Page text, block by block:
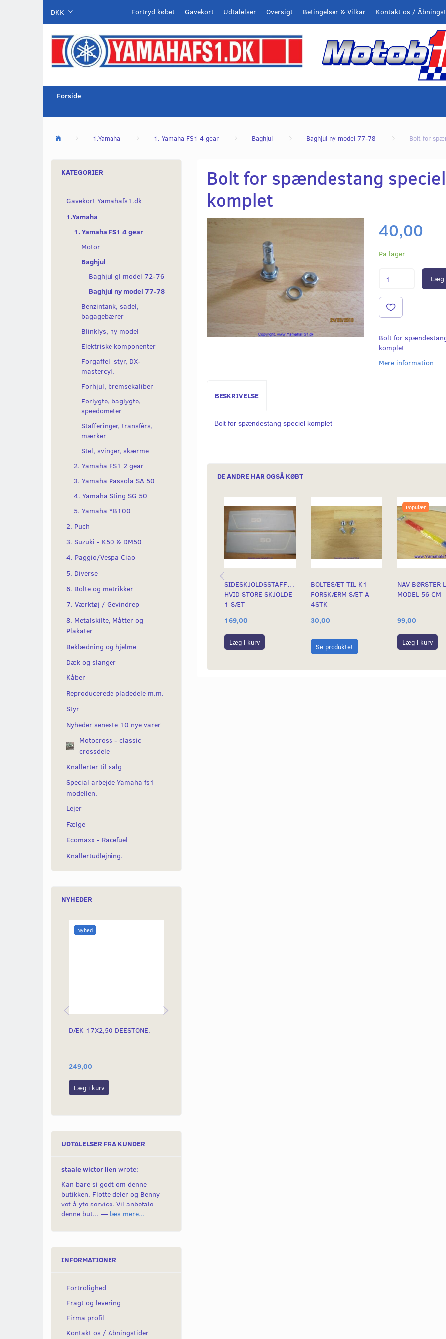
DKK Kontakt os /
Betingelser & Vilkår
Oversigt
Udtalelser
Gavekort
Fortryd købet
Forside
1.Yamaha 1. Yamaha FS1 4 gear Baghjul Baghjul ny model 77-78 Bolt for
KATEGORIER
Gavekort Yamahafs1.dk
1.Yamaha
1. Yamaha FS1 4 gear
Motor
Baghjul
Baghjul gl model 72-76
Baghjul ny model 77-78
Benzintank, sadel,
bagagebærer
Blinklys, ny model
Elektriske komponenter
Forgaffel, styr, DX-
mastercyl.
Forhjul, bremsekaliber
Forlygte, baglygte,
speedometer
Stafferinger, transférs,
mærker
Stel, svinger, skærme
2. Yamaha FS1 2 gear
3. Yamaha Passola SA 50
4. Yamaha Sting SG 50
5. Yamaha YB100
2. Puch
3. Suzuki - K50 & DM50
4. Paggio/Vespa Ciao
5. Diverse
6. Bolte og møtrikker
7. Værktøj / Gevindrep
8. Metalskilte, Måtter og
Plakater
Beklædning og hjelme
Dæk og slanger
Kåber
Reproducerede pladedele m.m.
Styr
Nyheder seneste 10 nye varer
Motocross - classic
crossdele
Knallerter til salg
Special arbejde Yamaha fs1
modellen.
Lejer
Fælge
Ecomaxx - Racefuel
Knallertudlejning.
NYHEDER
Nyhed
DÆK 17X2,50 DEESTONE.
249,00
Læg i kurv
UDTALELSER FRA KUNDER
staale wictor lien wrote:
Kan bare si godt om denne
butikken. Flotte deler og Benny
vet å yte service. Vil anbefale
denne but... — læs mere...
INFORMATIONER
Fortrolighed
Fragt og levering
Firma profil
Kontakt os / Åbningstider
Bolt for spændestang speciel
komplet
40,00
På lager
Læg
Bolt for
komplet
Mere information
BESKRIVELSE
Bolt for spændestang speciel komplet
DE ANDRE HAR OGSÅ KØBT
SIDESKJOLDSSTAFFERINGER
HVID STORE SKJOLDE
1 SÆT
169,00
Læg i kurv
BOLTESÆT TIL K1
FORSKÆRM SÆT A
4STK
30,00
Se produktet
Populær
NAV BØRSTER
MODEL 56 CM
99,00
Læg i kurv